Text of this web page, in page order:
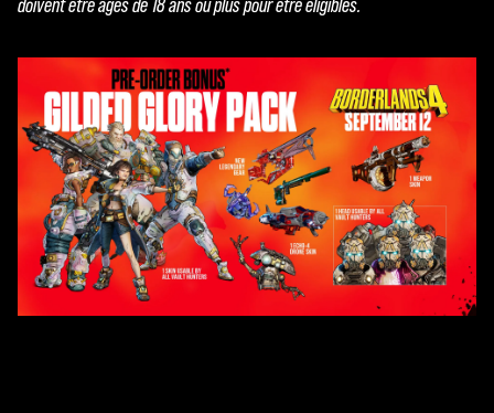
doivent être âgés de 18 ans ou plus pour être éligibles.